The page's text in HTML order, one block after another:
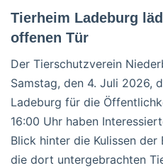
Tierheim Ladeburg
offenen Tür
Der Tierschutzverein
Samstag, den 4. Juli 2026,
Ladeburg für die
16:00 Uhr haben
Blick hinter die Kulissen
die dort untergebrachten